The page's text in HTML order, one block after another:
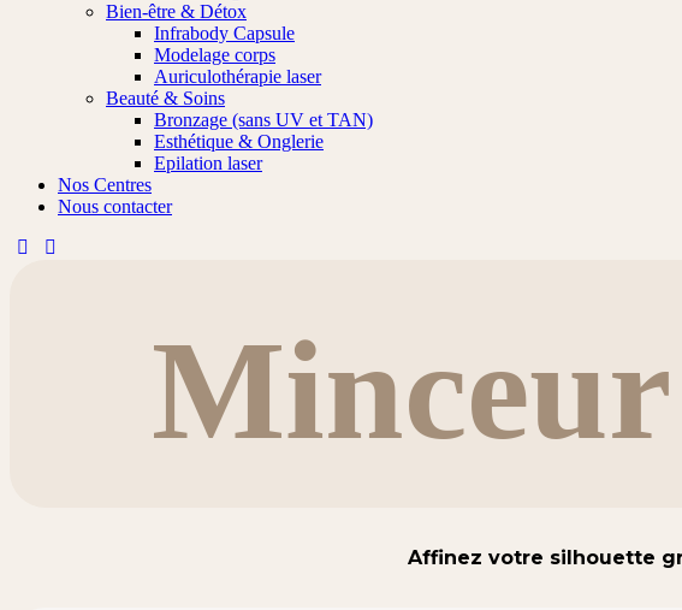
Bien-être & Détox
Infrabody Capsule
Modelage corps
Auriculothérapie laser
Beauté & Soins
Bronzage (sans UV et TAN)
Esthétique & Onglerie
Epilation laser
Nos Centres
Nous contacter
Affinez votre silhouette